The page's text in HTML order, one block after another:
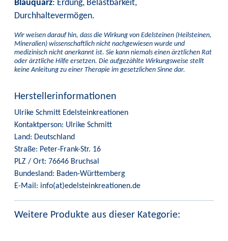
Blauquarz: Erdung, Belastbarkeit,
Durchhaltevermögen.
Wir weisen darauf hin, dass die Wirkung von Edelsteinen (Heilsteinen,
Mineralien) wissenschaftlich nicht nachgewiesen wurde und
medizinisch nicht anerkannt ist. Sie kann niemals einen ärztlichen Rat
oder ärztliche Hilfe ersetzen. Die aufgezählte Wirkungsweise stellt
keine Anleitung zu einer Therapie im gesetzlichen Sinne dar.
Herstellerinformationen
Ulrike Schmitt Edelsteinkreationen
Kontaktperson: Ulrike Schmitt
Land: Deutschland
Straße: Peter-Frank-Str. 16
PLZ / Ort: 76646 Bruchsal
Bundesland: Baden-Württemberg
E-Mail: info(at)edelsteinkreationen.de
Weitere Produkte aus dieser Kategorie: